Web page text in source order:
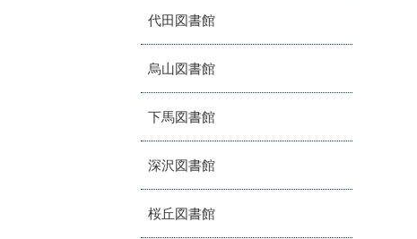
代田図書館
烏山図書館
下馬図書館
深沢図書館
桜丘図書館